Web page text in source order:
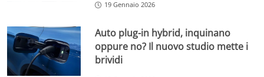
19 Gennaio 2026
Auto plug-in hybrid, inquinano
oppure no? Il nuovo studio mette i
brividi